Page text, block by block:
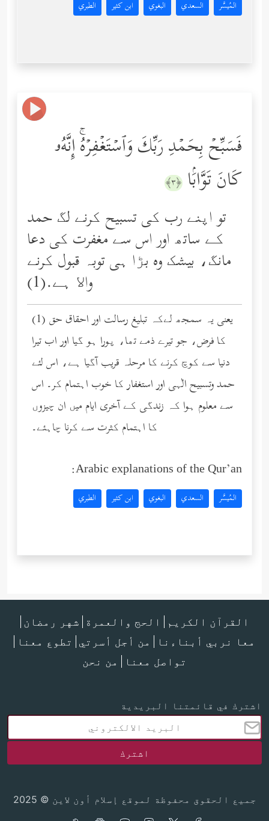
المُيسَّر السعدي البغوي ابن كثير الطبري
فَسَبِّحۡ بِحَمۡدِ رَبِّكَ وَٱسۡتَغۡفِرۡهُۚ إِنَّهُۥ
كَانَ تَوَّابَۢا ﴿٣﴾
تو اپنے رب کی تسبیح کرنے لگ حمد
کے ساتھ اور اس سے مغفرت کی دعا
مانگ، بیشک وه بڑا ہی توبہ قبول کرنے
واﻻ ہے.(1)
(1) یعنی یہ سمجھ لےکہ تبلیغ رسالت اور احقاق حق
کا فرض، جو تیرے ذمے تھا، پورا ہو گیا اور اب تیرا
دنیا سے کوچ کرنے کا مرحلہ قریب آگیا ہے، اس لئے
حمد وتسبیح الٰہی اور استغفار کا خوب اہتمام کر۔ اس
سے معلوم ہوا کہ زندگی کے آخری ایام میں ان چیزوں
کا اہتمام کثرت سے کرنا چاہئے۔
Arabic explanations of the Qur’an:
المُيسَّر السعدي البغوي ابن كثير الطبري
القرآن الكريم الحج والعمرة
شهر رمضان
معا نربي أبناءنا
من أجل أسرتي
تطوع معنا
تواصل معنا
من نحن
اشترك في قائمتنا البريدية
جميع الحقوق محفوظة لموقع إسلام أون لاين © 2025